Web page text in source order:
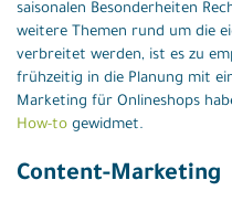
saisonalen Besonderheiten
weitere Themen rund um die
verbreitet werden, ist es zu
frühzeitig in die Planung mit
Marketing für Onlineshops
How-to gewidmet.
Content-Marketing